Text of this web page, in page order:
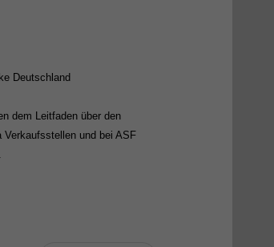
Deutschland
dem Leitfaden über den
Verkaufsstellen und bei ASF